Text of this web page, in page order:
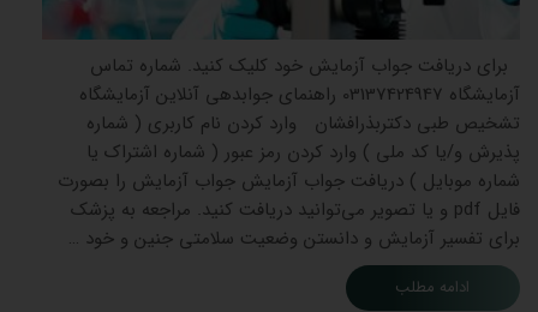
برای دریافت جواب آزمایش خود کلیک کنید. شماره تماس
آزمایشگاه 03137424947 راهنمای جوابدهی آنلاین آزمایشگاه
تشخیص طبی دکتربذرافشان وارد کردن نام کاربری ( شماره
پذیرش و/یا کد ملی ) وارد کردن رمز عبور ( شماره اشتراک یا
شماره موبایل ) دریافت جواب آزمایش جواب آزمایش را بصورت
فایل pdf و یا تصویر می‌توانید دریافت کنید. مراجعه به پزشک
برای تفسیر آزمایش و دانستن وضعیت سلامتی جنین و خود …
ادامه مطلب